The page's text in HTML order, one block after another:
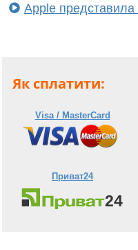
Apple
Як сплатити:
Visa / MasterCard
Приват24